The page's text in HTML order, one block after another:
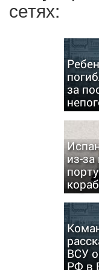
сетях:
за
из-
ВСУ
РФ в